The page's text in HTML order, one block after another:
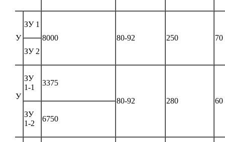
ЗУ
ЗУ 1
8000
80-92 250
70
ЗУ 2
ЗУ
ЗУ
1-1
3375
80-92 280
60
ЗУ
1-2
6750